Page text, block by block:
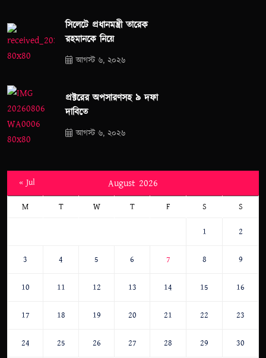
সিলেটে প্রধানমন্ত্রী তারেক
রহমানকে নিয়ে
আগস্ট ৬, ২০২৬
প্রক্টরের অপসারণসহ ৯ দফা
দাবিতে
আগস্ট ৬, ২০২৬
August 2026
M T W T F S S
1 2
3 4 5 6 7 8 9
10 11 12 13 14 15 16
17 18 19 20 21 22 23
24 25 26 27 28 29 30
« Jul